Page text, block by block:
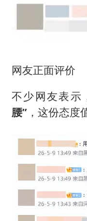
网友正面评价
不少网友表示
腰”，这份态度